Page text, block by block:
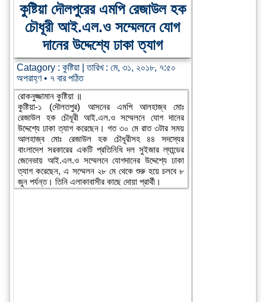
কুষ্টিয়া দৌলপুরের এমপি রেজাউল হক
চৌধূরী আই.এল.ও সম্মেলনে যোগ
দানের উদ্দেশ্যে ঢাকা ত্যাগ
Catagory :কুষ্টিয়া | তারিখ : মে, ৩১, ২০১৮, ৭:৫০
অপরাহ্ণ • ৭ বার পঠিত
রোকনুজ্জামান কুষ্টিয়া ॥
কুষ্টিয়া-১ (দৌলতপুর) আসনের এমপি আলহাজ্ব মোঃ
রেজাউল হক চৌধূরী আই.এল.ও সম্মেলনে যোগ দানের
উদ্দেশ্যে ঢাকা ত্যাগ করেছেন। গত ৩০ মে রাত ৩টার সময়
আলহাজ্ব মোঃ রেজাউল হক চৌধূরীসহ ৪৪ সদস্যের
বাংলাদেশ সরকারের একটি প্রতিনিধি দল সুইজার ল্যান্ডের
জেনেভায় আই.এল.ও সম্মেলনে যোগদানের উদ্দেশ্যে ঢাকা
ত্যাগ করেছেন, এ সম্মেলন ২৮ মে থেকে শুরু হয়ে চলবে ৮
জুন পর্যন্ত। তিনি এলাকাবাসীর কাছে দোয়া প্রার্থী।